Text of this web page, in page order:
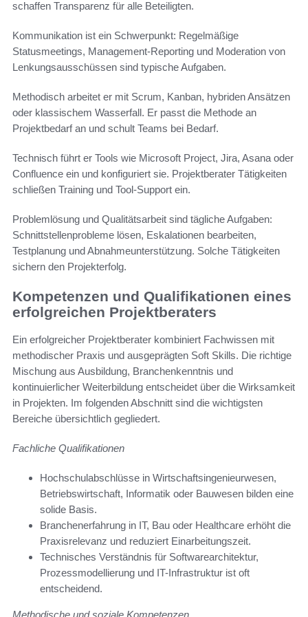
schaffen Transparenz für alle Beteiligten.
Kommunikation ist ein Schwerpunkt: Regelmäßige
Statusmeetings, Management-Reporting und Moderation von
Lenkungsausschüssen sind typische Aufgaben.
Methodisch arbeitet er mit Scrum, Kanban, hybriden Ansätzen
oder klassischem Wasserfall. Er passt die Methode an
Projektbedarf an und schult Teams bei Bedarf.
Technisch führt er Tools wie Microsoft Project, Jira, Asana oder
Confluence ein und konfiguriert sie. Projektberater Tätigkeiten
schließen Training und Tool-Support ein.
Problemlösung und Qualitätsarbeit sind tägliche Aufgaben:
Schnittstellenprobleme lösen, Eskalationen bearbeiten,
Testplanung und Abnahmeunterstützung. Solche Tätigkeiten
sichern den Projekterfolg.
Kompetenzen und Qualifikationen eines
erfolgreichen Projektberaters
Ein erfolgreicher Projektberater kombiniert Fachwissen mit
methodischer Praxis und ausgeprägten Soft Skills. Die richtige
Mischung aus Ausbildung, Branchenkenntnis und
kontinuierlicher Weiterbildung entscheidet über die Wirksamkeit
in Projekten. Im folgenden Abschnitt sind die wichtigsten
Bereiche übersichtlich gegliedert.
Fachliche Qualifikationen
Hochschulabschlüsse in Wirtschaftsingenieurwesen,
Betriebswirtschaft, Informatik oder Bauwesen bilden eine
solide Basis.
Branchenerfahrung in IT, Bau oder Healthcare erhöht die
Praxisrelevanz und reduziert Einarbeitungszeit.
Technisches Verständnis für Softwarearchitektur,
Prozessmodellierung und IT-Infrastruktur ist oft
entscheidend.